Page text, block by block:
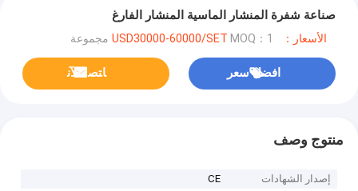
صناعة شفرة المنشار الماسية المنشار الفارغ
الأسعار：USD30000-60000/SET MOQ：1 مجموعة
افضل سعر ﺎﺘﺼﻟ ﺍﻶﻧ
منتوج وصف
إصدار الشهادات
CE